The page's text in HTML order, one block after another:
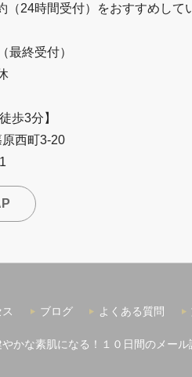
24時間受付）をおすすめして
最終受付）
歩3分】
西町3-20
ブログ よくある質問
かな素肌になる！１０日間のメール